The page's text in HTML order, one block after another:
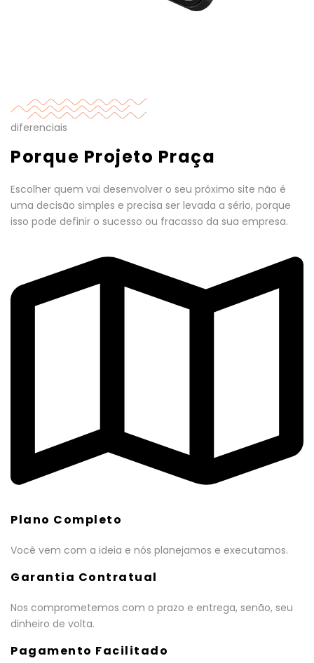
diferenciais
Porque Projeto Praça
Escolher quem vai desenvolver o seu próximo site não é
uma decisão simples e precisa ser levada a sério, porque
isso pode definir o sucesso ou fracasso da sua empresa.
Plano Completo
Você vem com a ideia e nós planejamos e executamos.
Garantia Contratual
Nos comprometemos com o prazo e entrega, senão, seu
dinheiro de volta.
Pagamento Facilitado